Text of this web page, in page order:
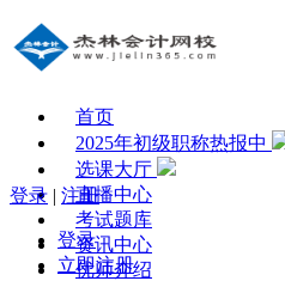
首页
2025年初级职称热报中
选课大厅
直播中心
考试题库
资讯中心
优师介绍
登录 | 注册
登录
立即注册